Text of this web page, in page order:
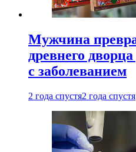
Мужчина
древнего
с заболеванием
2 года спустя2 года спустя